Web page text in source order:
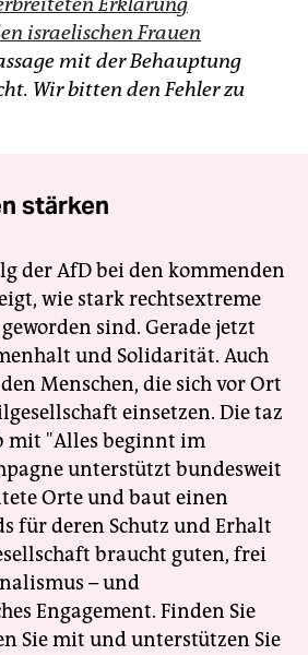
israelischen Frauen
mit der Behauptung
Wir bitten den Fehler zu
stärken
der AfD bei den kommenden
wie stark rechtsextreme
sind. Gerade jetzt
und Solidarität. Auch
Menschen, die sich vor Ort
einsetzen. Die taz
mit "Alles beginnt im
unterstützt bundesweit
Orte und baut einen
für deren Schutz und Erhalt
braucht guten, frei
– und
Engagement. Finden Sie
Sie mit und unterstützen Sie